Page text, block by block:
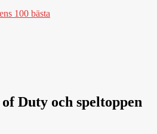
100 bästa
Duty och speltoppen